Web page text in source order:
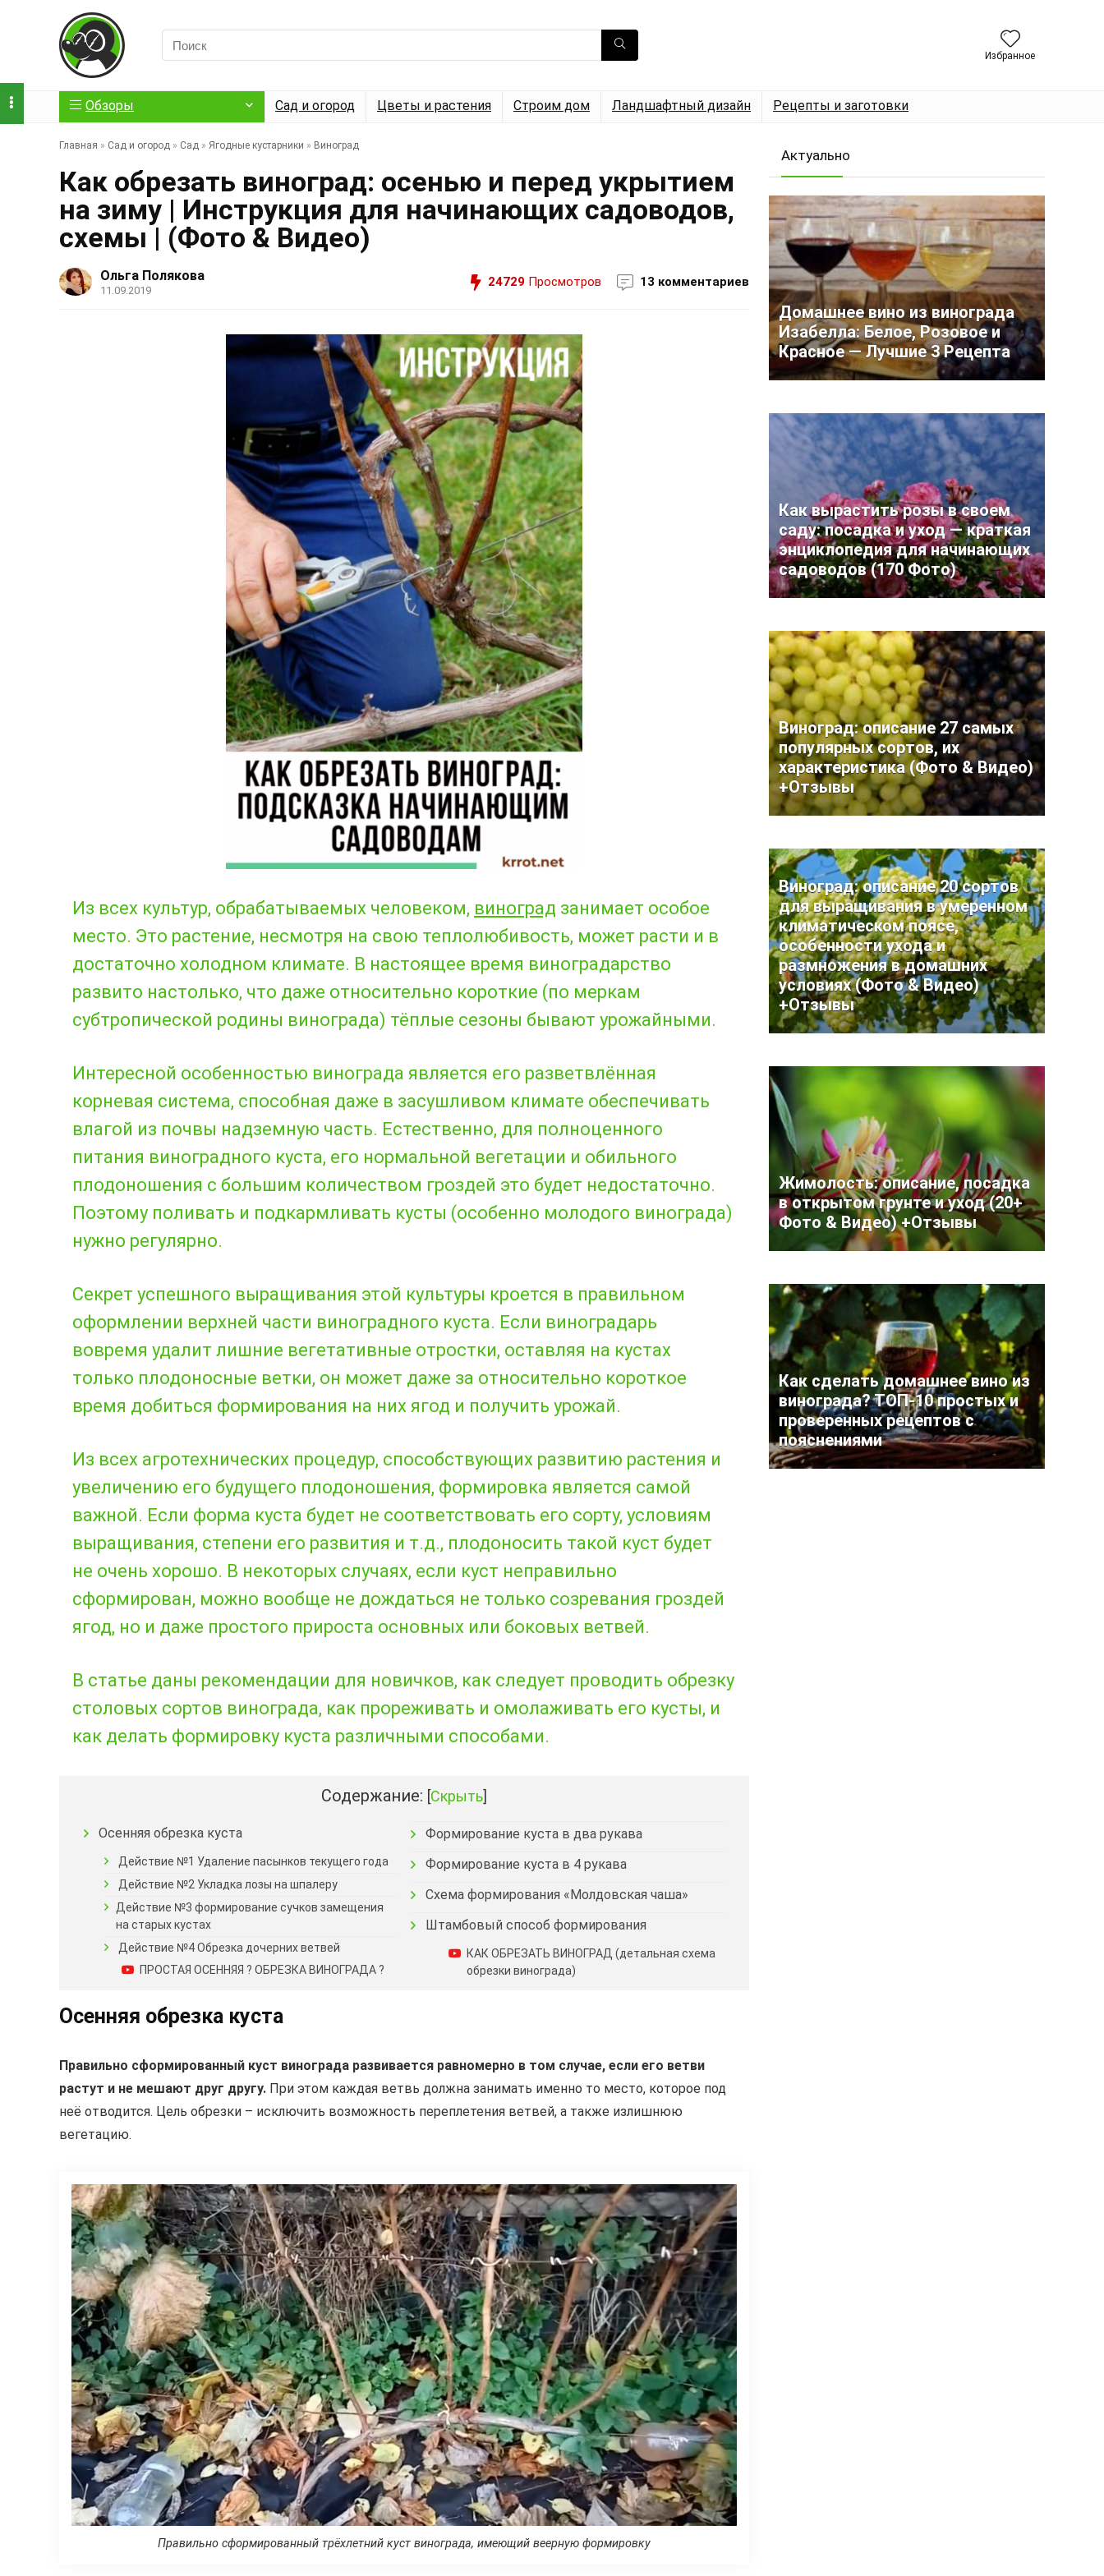
Избранное
Обзоры Сад и огород Цветы и растения Строим дом Ландшафтный дизайн Рецепты и заготовки
Главная » Сад и огород » Сад » Ягодные кустарники » Виноград
Как обрезать виноград: осенью и перед укрытием
на зиму | Инструкция для начинающих садоводов,
схемы | (Фото & Видео)
Ольга Полякова
11.09.2019
24729 Просмотров 13 комментариев
Из всех культур, обрабатываемых человеком, виноград занимает особое
место. Это растение, несмотря на свою теплолюбивость, может расти и в
достаточно холодном климате. В настоящее время виноградарство
развито настолько, что даже относительно короткие (по меркам
субтропической родины винограда) тёплые сезоны бывают урожайными.
Интересной особенностью винограда является его разветвлённая
корневая система, способная даже в засушливом климате обеспечивать
влагой из почвы надземную часть. Естественно, для полноценного
питания виноградного куста, его нормальной вегетации и обильного
плодоношения с большим количеством гроздей это будет недостаточно.
Поэтому поливать и подкармливать кусты (особенно молодого винограда)
нужно регулярно.
Секрет успешного выращивания этой культуры кроется в правильном
оформлении верхней части виноградного куста. Если виноградарь
вовремя удалит лишние вегетативные отростки, оставляя на кустах
только плодоносные ветки, он может даже за относительно короткое
время добиться формирования на них ягод и получить урожай.
Из всех агротехнических процедур, способствующих развитию растения и
увеличению его будущего плодоношения, формировка является самой
важной. Если форма куста будет не соответствовать его сорту, условиям
выращивания, степени его развития и т.д., плодоносить такой куст будет
не очень хорошо. В некоторых случаях, если куст неправильно
сформирован, можно вообще не дождаться не только созревания гроздей
ягод, но и даже простого прироста основных или боковых ветвей.
В статье даны рекомендации для новичков, как следует проводить обрезку
столовых сортов винограда, как прореживать и омолаживать его кусты, и
как делать формировку куста различными способами.
Содержание: [Скрыть]
Осенняя обрезка куста
Действие №1 Удаление пасынков текущего года
Действие №2 Укладка лозы на шпалеру
Действие №3 формирование сучков замещения
на старых кустах
Действие №4 Обрезка дочерних ветвей
ПРОСТАЯ ОСЕННЯЯ ? ОБРЕЗКА ВИНОГРАДА ?
Формирование куста в два рукава
Формирование куста в 4 рукава
Схема формирования «Молдовская чаша»
Штамбовый способ формирования
КАК ОБРЕЗАТЬ ВИНОГРАД (детальная схема
обрезки винограда)
Осенняя обрезка куста
Правильно сформированный куст винограда развивается равномерно в том случае, если его ветви
растут и не мешают друг другу. При этом каждая ветвь должна занимать именно то место, которое под
неё отводится. Цель обрезки – исключить возможность переплетения ветвей, а также излишнюю
вегетацию.
Правильно сформированный трёхлетний куст винограда, имеющий веерную формировку
Актуально
Домашнее вино из винограда
Изабелла: Белое, Розовое и
Красное — Лучшие 3 Рецепта
Как вырастить розы в своем
саду: посадка и уход — краткая
энциклопедия для начинающих
садоводов (170 Фото)
Виноград: описание 27 самых
популярных сортов, их
характеристика (Фото & Видео)
+Отзывы
Виноград: описание 20 сортов
для выращивания в умеренном
климатическом поясе,
особенности ухода и
размножения в домашних
условиях (Фото & Видео)
+Отзывы
Жимолость: описание, посадка
в открытом грунте и уход (20+
Фото & Видео) +Отзывы
Как сделать домашнее вино из
винограда? ТОП-10 простых и
проверенных рецептов с
пояснениями